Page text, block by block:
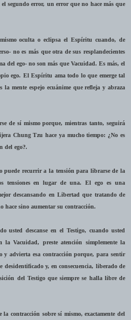
el segundo error, un error que no hace más que
oculta o eclipsa el Espíritu cuando, de
no es más que otra de sus resplandecientes
del ego- no son más que Vacuidad. Es más, el
ego. El Espíritu ama todo lo que emerge tal
la mente espejo ecuánime que refleja y abraza
de sí mismo porque, mientras tanto, seguirá
Chung Tzu hace ya mucho tiempo: ¿No es
del ego?.
puede recurrir a la tensión para librarse de la
tensiones en lugar de una. El ego es una
descansando en Libertad que tratando de
hace sino aumentar su contracción.
usted descanse en el Testigo, cuando usted
la Vacuidad, preste atención simplemente la
y advierta esa contracción porque, para sentir
desidentificado y, en consecuencia, liberado de
del Testigo que siempre se halla libre de
la contracción sobre sí mismo, exactamente del